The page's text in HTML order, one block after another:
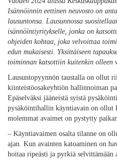
Isännöinnin eettinen neuvosto on
lausuntonsa. Lausunnossa
isännöintiyritykselle, jonka on
ohjeiden kohtaa, joka velvoittaa
edun mukaisesti. Yksittäiseen
toiminnan katsottiin kuitenkin olleen
Lausuntopyynnön taustalla on ollut
kiinteistöosakeyhtiön hallinnoiman
Epäselväksi jääneistä syistä
pysäköintihallin käyntiavain on ollut
molemmat avaimet on pystytty
– Käyntiavaimen osalta tilanne on
ajan. Kun avainten katoaminen on
hoitaa ripeästi ja pyrkiä